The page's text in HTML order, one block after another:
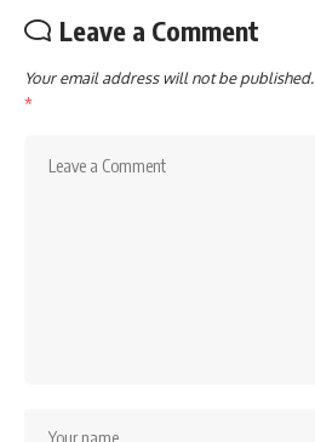
Leave a Comment
Your email address will not be published.
*